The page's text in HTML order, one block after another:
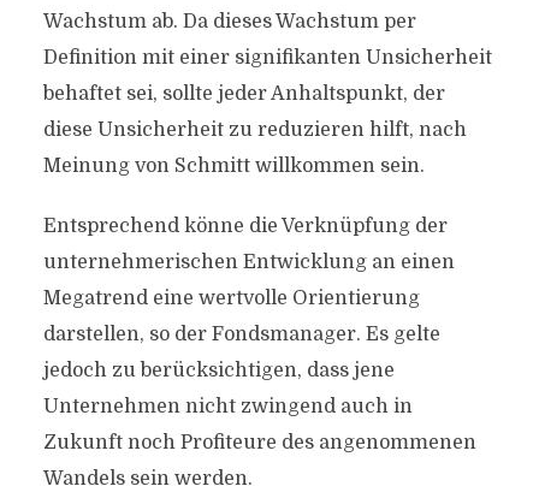
Wachstum ab. Da dieses Wachstum per
Definition mit einer signifikanten Unsicherheit
behaftet sei, sollte jeder Anhaltspunkt, der
diese Unsicherheit zu reduzieren hilft, nach
Meinung von Schmitt willkommen sein.
Entsprechend könne die Verknüpfung der
unternehmerischen Entwicklung an einen
Megatrend eine wertvolle Orientierung
darstellen, so der Fondsmanager. Es gelte
jedoch zu berücksichtigen, dass jene
Unternehmen nicht zwingend auch in
Zukunft noch Profiteure des angenommenen
Wandels sein werden.